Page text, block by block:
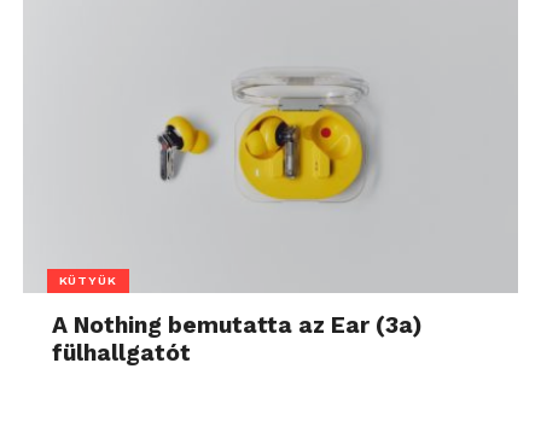
KÜTYÜK
A Nothing bemutatta az Ear (3a)
fülhallgatót